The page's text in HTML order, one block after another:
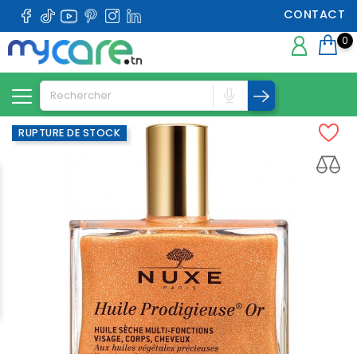
CONTACT
0
RUPTURE DE STOCK